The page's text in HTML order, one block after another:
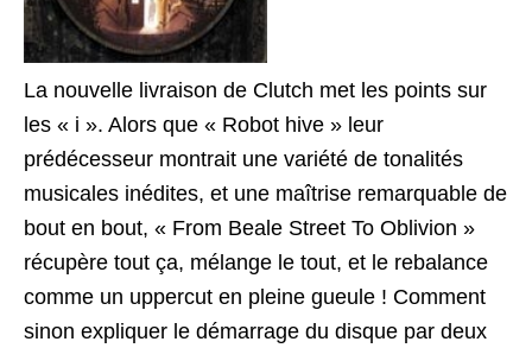
La nouvelle livraison de Clutch met les points sur
les « i ». Alors que « Robot hive » leur
prédécesseur montrait une variété de tonalités
musicales inédites, et une maîtrise remarquable de
bout en bout, « From Beale Street To Oblivion »
récupère tout ça, mélange le tout, et le rebalance
comme un uppercut en pleine gueule ! Comment
sinon expliquer le démarrage du disque par deux